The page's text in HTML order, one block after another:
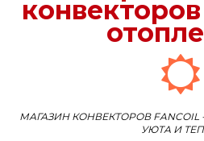
МАГАЗИН КОНВЕКТОРОВ
УЮТА И